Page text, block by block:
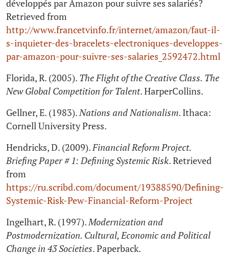
développés par Amazon pour suivre ses salariés?
Retrieved from
http://www.francetvinfo.fr/internet/amazon/faut-il-
s-inquieter-des-bracelets-electroniques-developpes-
par-amazon-pour-suivre-ses-salaries_2592472.html
Florida, R. (2005). The Flight of the Creative Class. The
New Global Competition for Talent. HarperCollins.
Gellner, E. (1983).Nations and Nationalism. Ithaca:
Cornell University Press.
Hendricks, D. (2009).Financial Reform Project.
Briefing Paper # 1: Defining Systemic Risk. Retrieved
from
https://ru.scribd.com/document/19388590/Defining-
Systemic-Risk-Pew-Financial-Reform-Project
Ingelhart, R. (1997).Modernization and
Postmodernization. Cultural, Economic and Political
Change in 43 Societies. Paperback.